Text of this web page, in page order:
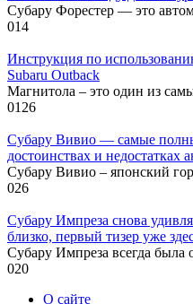
Субару Форестер — это
014
Инструкция по
Subaru Outback
Магнитола – это один из
0126
Субару Вивио — самые
достоинствах и недостатках
Субару Вивио – японский
026
Субару Импреза снова
близко, первый тизер уже
Субару Импреза всегда
020
О сайте